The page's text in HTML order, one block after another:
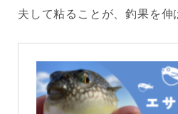
夫して粘ることが、釣果を伸